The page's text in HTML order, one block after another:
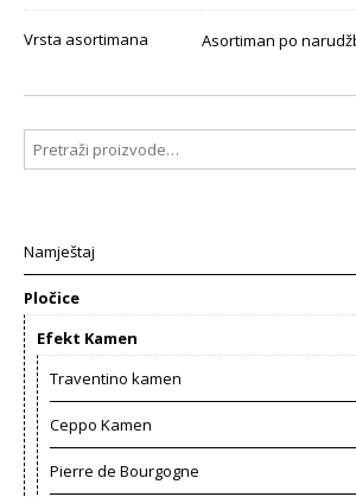
Vrsta asortimana Asortiman po
Namještaj
Pločice
Efekt Kamen
Traventino kamen
Ceppo Kamen
Pierre de Bourgogne